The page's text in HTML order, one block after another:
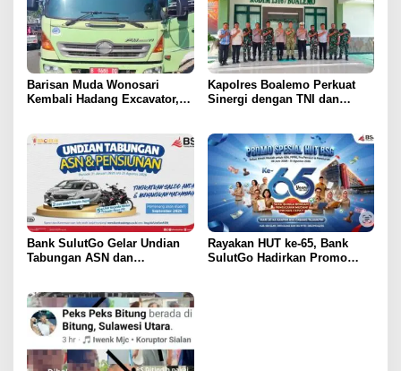
Barisan Muda Wonosari
Kembali Hadang Excavator,
Kapolres Boalemo Perkuat
Sinergi dengan TNI dan
Bank SulutGo Gelar Undian
Tabungan ASN dan
Rayakan HUT ke-65, Bank
SulutGo Hadirkan Promo